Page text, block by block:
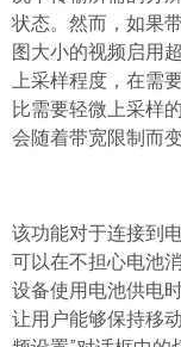
状态。然而，如果
图大小的视频启用
上采样程度，在需
比需要轻微上采样
会随着带宽限制而变
该功能对于连接到
可以在不担心电池
设备使用电池供电
让用户能够保持移